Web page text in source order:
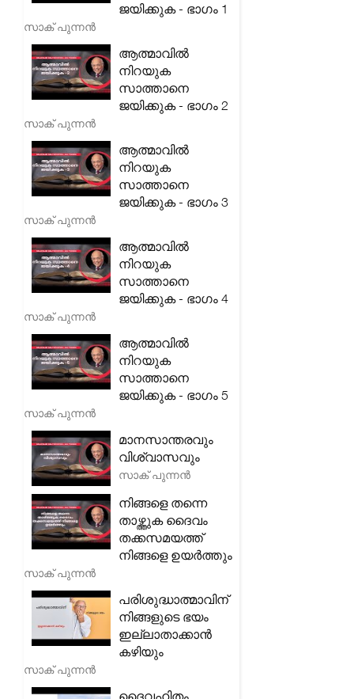
ജയിക്കുക - ഭാഗം 1
സാക് പുന്നൻ
ആത്മാവിൽ
നിറയുക
സാത്താനെ
ജയിക്കുക - ഭാഗം 2
സാക് പുന്നൻ
ആത്മാവിൽ
നിറയുക
സാത്താനെ
ജയിക്കുക - ഭാഗം 3
സാക് പുന്നൻ
ആത്മാവിൽ
നിറയുക
സാത്താനെ
ജയിക്കുക - ഭാഗം 4
സാക് പുന്നൻ
ആത്മാവിൽ
നിറയുക
സാത്താനെ
ജയിക്കുക - ഭാഗം 5
സാക് പുന്നൻ
മാനസാന്തരവും
വിശ്വാസവും
സാക് പുന്നൻ
നിങ്ങളെ തന്നെ
താഴ്ത്തുക ദൈവം
തക്കസമയത്ത്
നിങ്ങളെ ഉയർത്തും
സാക് പുന്നൻ
പരിശുദ്ധാത്മാവിന്
നിങ്ങളുടെ ഭയം
ഇല്ലാതാക്കാൻ
കഴിയും
സാക് പുന്നൻ
ദൈവഹിതം